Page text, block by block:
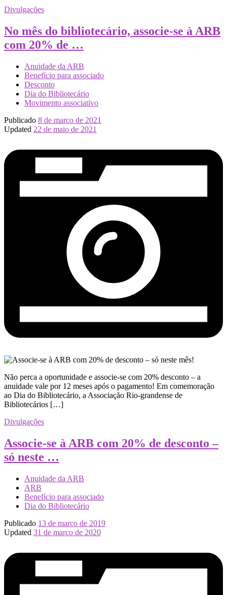
Divulgações
No mês do bibliotecário, associe-se à ARB
com 20% de …
Anuidade da ARB
Benefício para associado
Desconto
Dia do Bibliotecário
Movimento associativo
Publicado 8 de março de 2021
Updated 22 de maio de 2021
Não perca a oportunidade e associe-se com 20% desconto – a
anuidade vale por 12 meses após o pagamento! Em comemoração
ao Dia do Bibliotecário, a Associação Rio-grandense de
Bibliotecários […]
Divulgações
Associe-se à ARB com 20% de desconto –
só neste …
Anuidade da ARB
ARB
Benefício para associado
Dia do Bibliotecário
Publicado 13 de março de 2019
Updated 31 de março de 2020